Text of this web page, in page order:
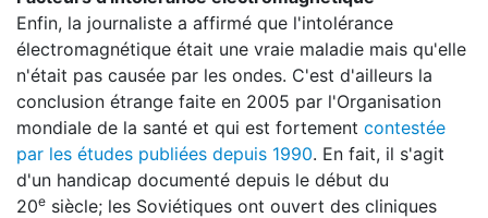
Enfin, la journaliste a affirmé que l'intolérance
électromagnétique était une vraie maladie mais qu'elle
n'était pas causée par les ondes. C'est d'ailleurs la
conclusion étrange faite en 2005 par l'Organisation
mondiale de la santé et qui est fortement contestée
par les études publiées depuis 1990. En fait, il s'agit
d'un handicap documenté depuis le début du
20e siècle; les Soviétiques ont ouvert des cliniques